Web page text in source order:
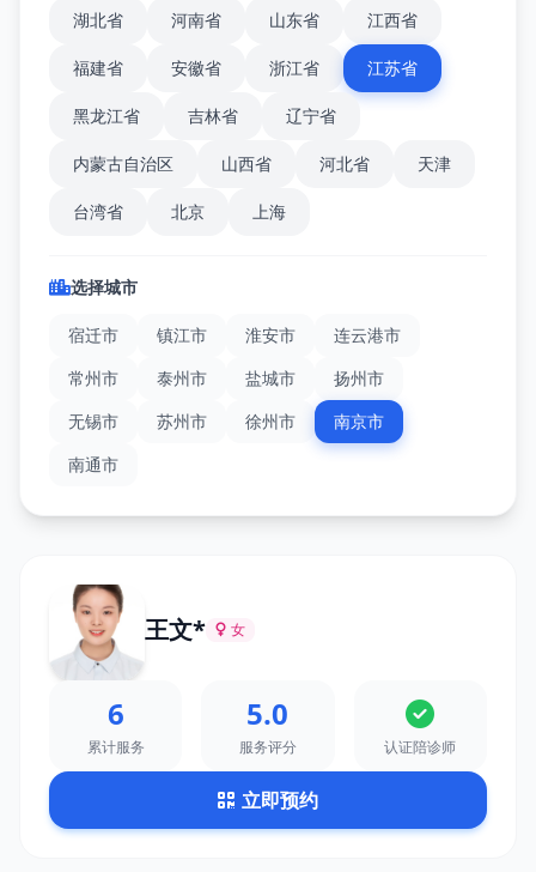
湖北省 河南省 山东省 江西省
福建省 安徽省 浙江省 江苏省
黑龙江省 吉林省 辽宁省
内蒙古自治区 山西省 河北省 天津
台湾省 北京 上海
选择城市
宿迁市 镇江市 淮安市
连云港市
常州市
泰州市 盐城市
扬州市
无锡市
苏州市 徐州市
南京市
南通市
王文* 女
6
累计服务
5.0
服务评分 认证陪诊师
立即预约